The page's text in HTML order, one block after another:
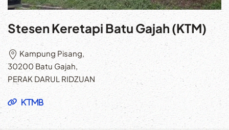
Stesen Keretapi Batu Gajah (KTM)
Kampung Pisang,
30200 Batu Gajah,
PERAK DARUL RIDZUAN
KTMB